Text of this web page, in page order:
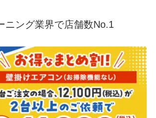
ニング業界で店舗数No.1